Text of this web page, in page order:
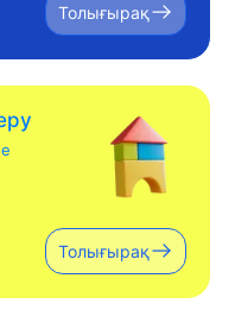
Толығырақ
Толығырақ